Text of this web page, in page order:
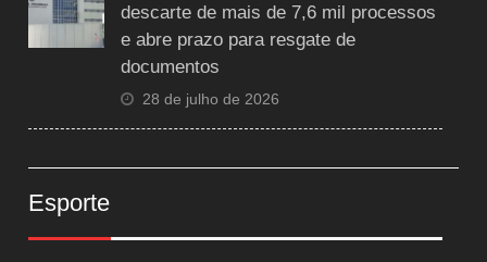
descarte de mais de 7,6 mil processos
e abre prazo para resgate de
documentos
28 de julho de 2026
Esporte